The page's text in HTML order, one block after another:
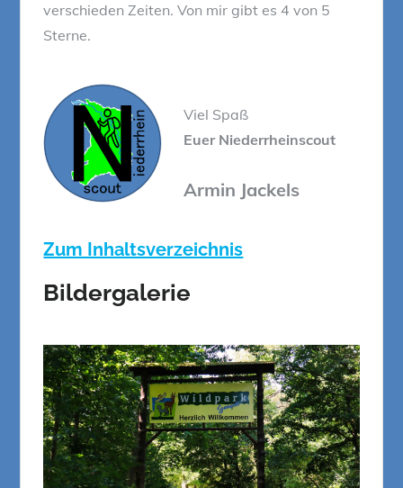
verschieden Zeiten. Von mir gibt es 4 von 5
Sterne.
Viel Spaß
Euer Niederrheinscout
Armin Jackels
Zum Inhaltsverzeichnis
Bildergalerie